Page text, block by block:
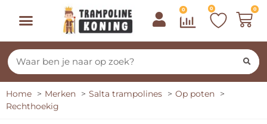
0 0 0
Home Merken Salta trampolines
Op poten
Rechthoekig